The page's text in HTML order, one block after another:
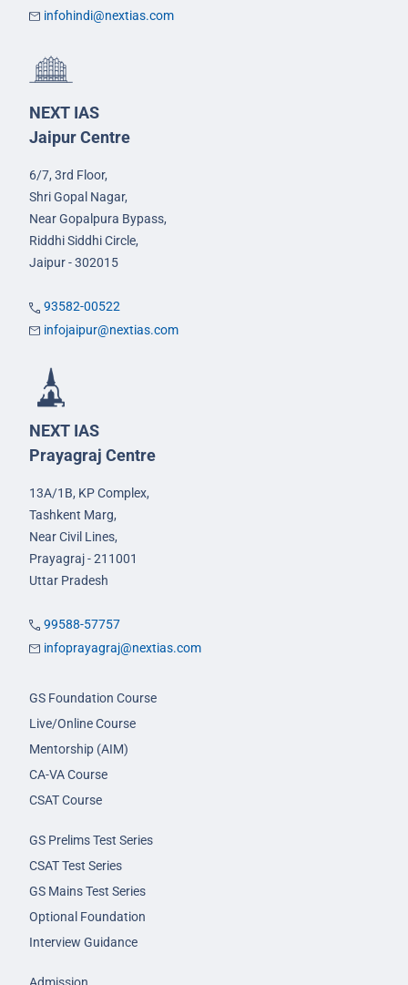
infohindi@nextias.com
NEXT IAS
Jaipur Centre
6/7, 3rd Floor,
Shri Gopal Nagar,
Near Gopalpura Bypass,
Riddhi Siddhi Circle,
Jaipur - 302015
93582-00522
infojaipur@nextias.com
NEXT IAS
Prayagraj Centre
13A/1B, KP Complex,
Tashkent Marg,
Near Civil Lines,
Prayagraj - 211001
Uttar Pradesh
99588-57757
infoprayagraj@nextias.com
GS Foundation Course
Live/Online Course
Mentorship (AIM)
CA-VA Course
CSAT Course
GS Prelims Test Series
CSAT Test Series
GS Mains Test Series
Optional Foundation
Interview Guidance